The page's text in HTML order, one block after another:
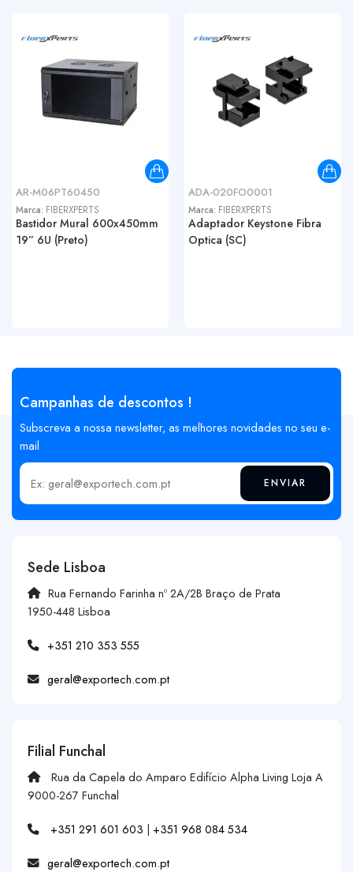
AR-M06PT60450
Marca: FIBERXPERTS
Bastidor Mural 600x450mm
19” 6U (Preto)
ADA-020FO0001
Marca: FIBERXPERTS
Adaptador Keystone Fibra
Optica (SC)
Campanhas de descontos !
Subscreva a nossa newsletter, as melhores novidades no seu e-
mail
Insira o seu email ENVIAR
Sede Lisboa
Rua Fernando Farinha nº 2A/2B Braço de Prata
1950-448 Lisboa
+351 210 353 555
geral@exportech.com.pt
Filial Funchal
Rua da Capela do Amparo Edifício Alpha Living Loja A
9000-267 Funchal
+351 291 601 603 | +351 968 084 534
geral@exportech.com.pt